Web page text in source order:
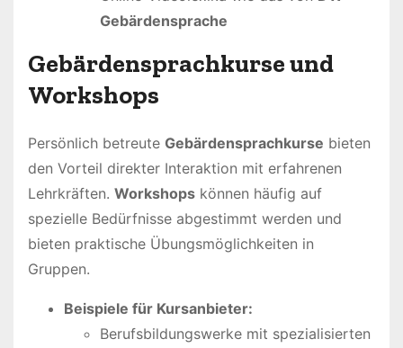
Gebärdensprache
Gebärdensprachkurse und
Workshops
Persönlich betreute Gebärdensprachkurse bieten
den Vorteil direkter Interaktion mit erfahrenen
Lehrkräften. Workshops können häufig auf
spezielle Bedürfnisse abgestimmt werden und
bieten praktische Übungsmöglichkeiten in
Gruppen.
Beispiele für Kursanbieter:
Berufsbildungswerke mit spezialisierten